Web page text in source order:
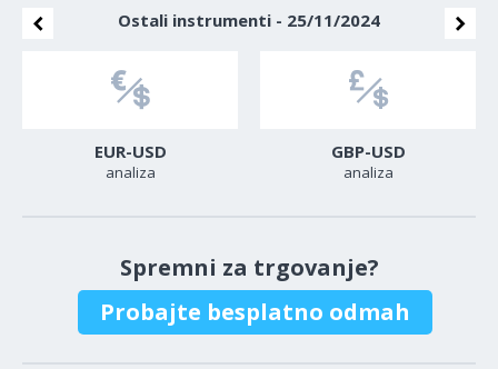
Ostali instrumenti - 25/11/2024
EUR-USD
analiza
GBP-USD
analiza
Spremni za trgovanje?
Probajte besplatno odmah